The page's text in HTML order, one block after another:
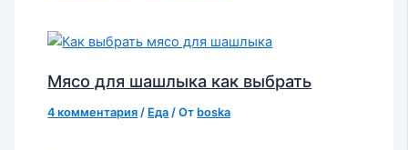
Мясо для шашлыка как выбрать
4 комментария / Еда / От boska